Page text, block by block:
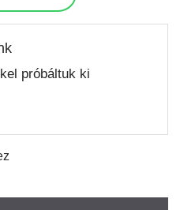
próbáltuk ki